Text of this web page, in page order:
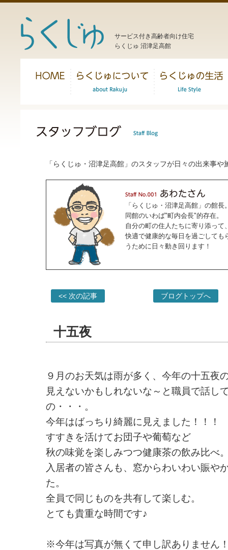
サービス付き高齢者向け住宅
らくじゅ 沼津足高館
「らくじゅ・沼津足高館」のスタッフが日々の出来事
「らくじゅ・沼津足高館」の館長
同館のいわば"町内会長"的存在。
自分の町の住人たちに寄り添って
快適で健康的な毎日を過ごしても
うために日々動き回ります！
<< 次の記事 ブログトップへ
十五夜
９月のお天気は雨が多く、今年の十五夜
見えないかもしれないな～と職員で話し
の・・・。
今年はばっちり綺麗に見えました！！！
すすきを活けてお団子や葡萄など
秋の味覚を楽しみつつ健康茶の飲み比べ
入居者の皆さんも、窓からわいわい賑や
た。
全員で同じものを共有して楽しむ。
とても貴重な時間です♪
※今年は写真が無くて申し訳ありません